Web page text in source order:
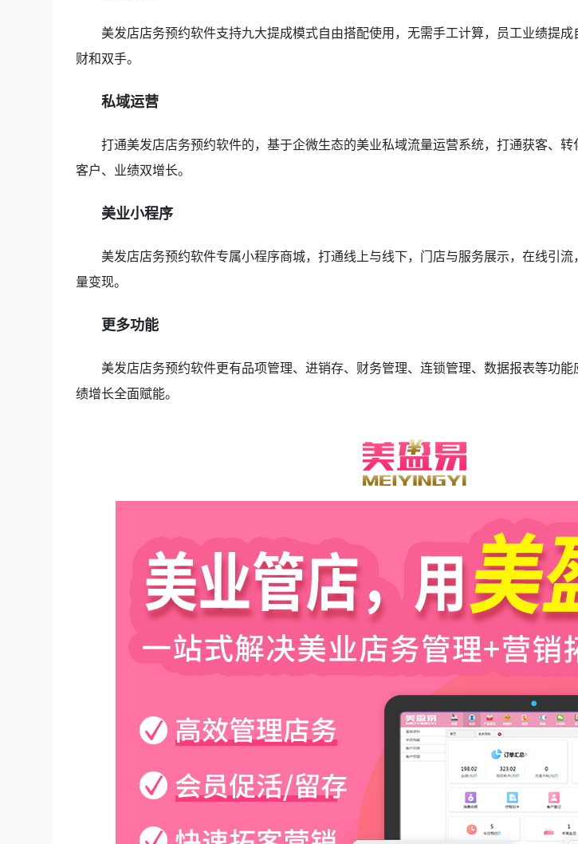
美发店店务预约软件支持九大提成模式自由搭配使用，无需手工计算，员工业绩提
财和双手。
私域运营
打通美发店店务预约软件的，基于企微生态的美业私域流量运营系统，打通获客、
客户、业绩双增长。
美业小程序
美发店店务预约软件专属小程序商城，打通线上与线下，门店与服务展示，在线引
量变现。
更多功能
美发店店务预约软件更有品项管理、进销存、财务管理、连锁管理、数据报表等功
绩增长全面赋能。